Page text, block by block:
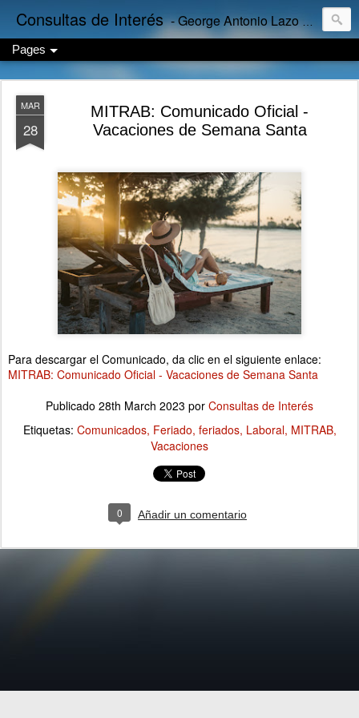
Consultas de Interés - George Antonio Lazo Sánchez
Pages
MAR
28
MITRAB: Comunicado Oficial -
Vacaciones de Semana Santa
Para descargar el Comunicado, da clic en el siguiente enlace:
MITRAB: Comunicado Oficial - Vacaciones de Semana Santa
Publicado 28th March 2023 por Consultas de Interés
Etiquetas: Comunicados Feriado feriados Laboral MITRAB
Vacaciones
0 Añadir un comentario